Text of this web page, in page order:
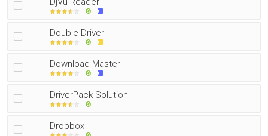
Double Driver
Download Master
DriverPack Solution
Dropbox